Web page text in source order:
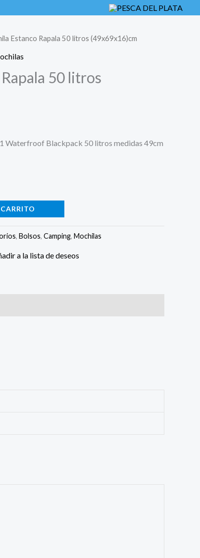
Estanco Rapala 50 litros (49x69x16)cm
50 litros
Waterfroof Blackpack 50 litros medidas 49cm
, Bolsos, Camping, Mochilas
a la lista de deseos